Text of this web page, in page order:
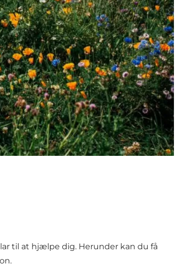
til at hjælpe dig. Herunder kan du få